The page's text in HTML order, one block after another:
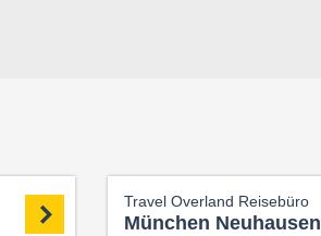
Travel Overland Reisebüro
München Neuhausen